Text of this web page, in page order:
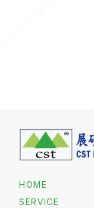
HOME
SERVICE